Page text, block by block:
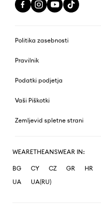
Politika zasebnosti
Pravilnik
Podatki podjetja
Vaši Piškotki
Zemljevid spletne strani
WEARETHEANSWEAR IN:
BG CY CZ GR HR
UA
UA(RU)